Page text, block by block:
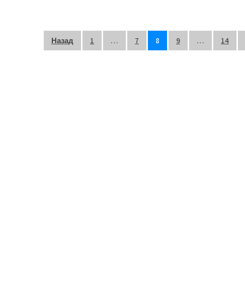
Пагинация
Назад 1 … 7 8 9 … 14